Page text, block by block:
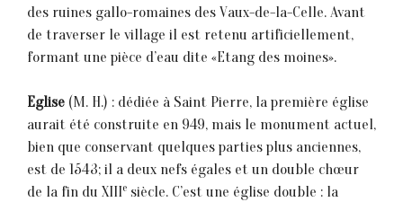
des ruines gallo-romaines des Vaux-de-la-Celle. Avant
de traverser le village il est retenu artificiellement,
formant une pièce d’eau dite «Etang des moines».
Eglise (M. H.) : dédiée à Saint Pierre, la première église
aurait été construite en 949, mais le monument actuel,
bien que conservant quelques parties plus anciennes,
est de 1543; il a deux nefs égales et un double chœur
de la fin du XIIIe siècle. C’est une église double : la